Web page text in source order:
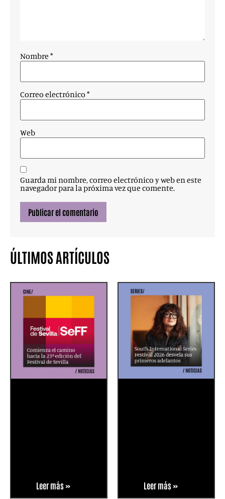
Nombre *
Correo electrónico *
Web
Guarda mi nombre, correo electrónico y web en este
navegador para la próxima vez que comente.
ÚLTIMOS ARTÍCULOS
Leer más » Leer más »